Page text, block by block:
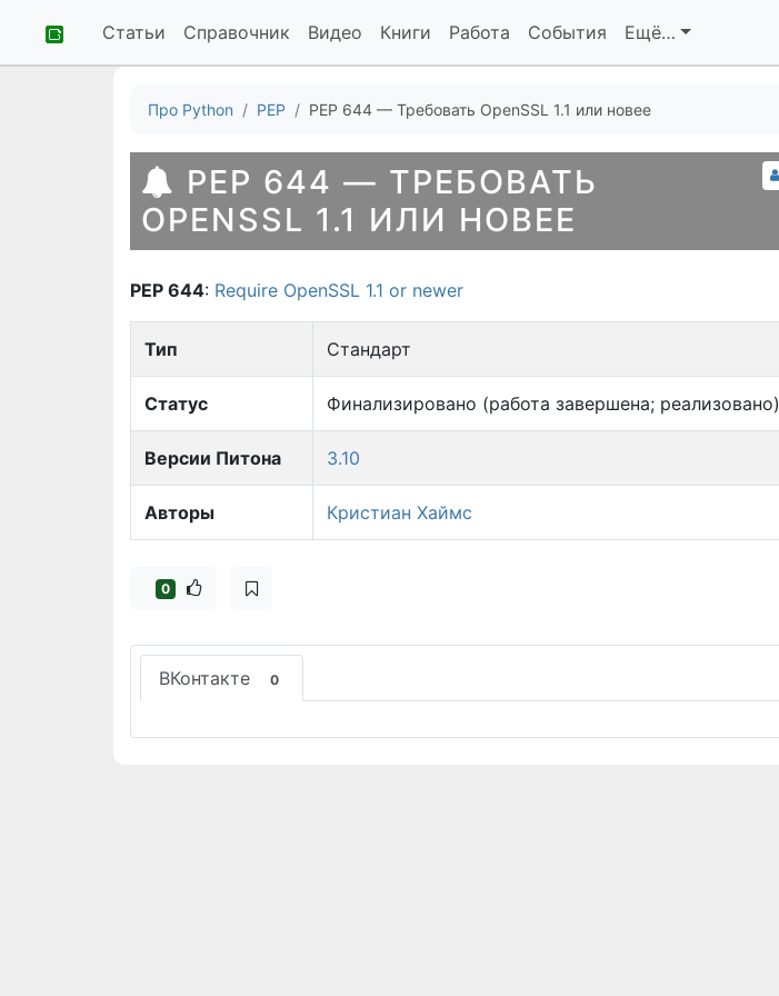
Статьи Справочник Видео Книги Работа События Ещё…
Про Python PEP PEP 644 — Требовать OpenSSL 1.1 или новее
PEP 644 — ТРЕБОВАТЬ
OPENSSL 1.1 ИЛИ НОВЕЕ
PEP 644: Require OpenSSL 1.1 or newer
Тип Стандарт
Статус Финализировано (работа завершена; реализовано)
Версии Питона 3.10
Авторы Кристиан Хаймс
0
ВКонтакте 0